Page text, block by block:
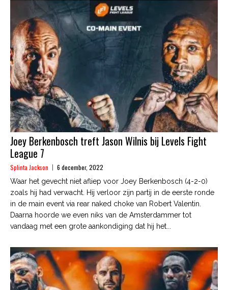
Joey Berkenbosch treft Jason Wilnis bij Levels Fight
League 7
Splinta Jackson 6 december, 2022
Waar het gevecht niet afliep voor Joey Berkenbosch (4-2-0)
zoals hij had verwacht. Hij verloor zijn partij in de eerste ronde
in de main event via rear naked choke van Robert Valentin.
Daarna hoorde we even niks van de Amsterdammer tot
vandaag met een grote aankondiging dat hij het...